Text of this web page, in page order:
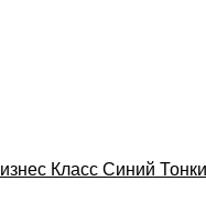
Класс Синий